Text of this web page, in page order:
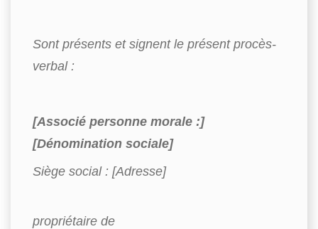
Sont présents et signent le présent procès-
verbal :
[Associé personne morale :]
[Dénomination sociale]
Siège social : [Adresse]
propriétaire de